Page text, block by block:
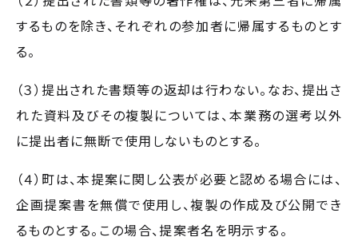
するものを除き、それぞれの参加者に帰属するものとす
る。
（３）提出された書類等の返却は行わない。なお、提出さ
れた資料及びその複製については、本業務の選考以外
に提出者に無断で使用しないものとする。
（４）町は、本提案に関し公表が必要と認める場合には、
企画提案書を無償で使用し、複製の作成及び公開でき
るものとする。この場合、提案者名を明示する。